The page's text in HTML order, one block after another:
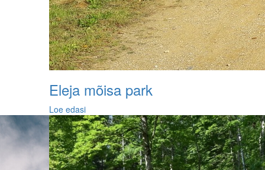
Eleja mõisa park
Loe edasi